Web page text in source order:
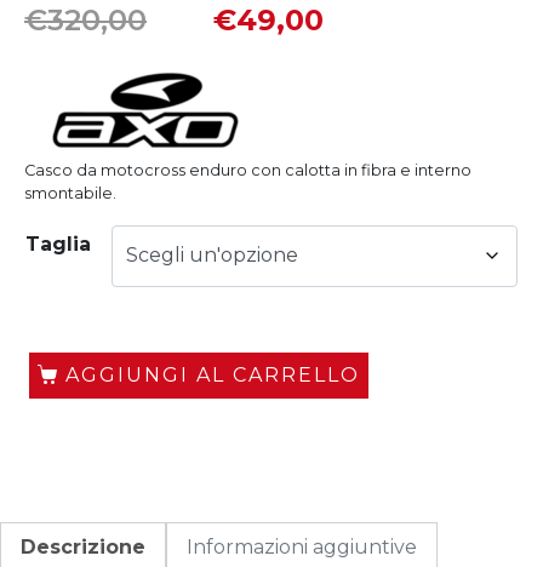
€320,00 €49,00
Casco da motocross enduro con calotta in fibra e interno
smontabile.
Taglia
AGGIUNGI AL CARRELLO
Descrizione Informazioni aggiuntive